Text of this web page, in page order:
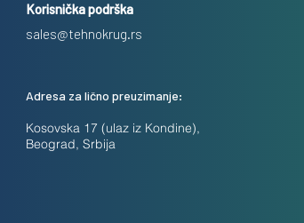
Korisnička podrška
sales@tehnokrug.rs
Adresa za lično preuzimanje:
Kosovska 17 (ulaz iz Kondine),
Beograd, Srbija